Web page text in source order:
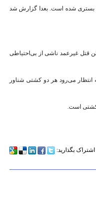
در بیمارستان بستری شده است. بعدا گزارش شد
سولونگ به ظن قتل غیرعمد ناشی از بی‌احتیاطی
انتظار می‌رود هر دو کشتی شناور
کشتی است.
اشتراک بگذارید: